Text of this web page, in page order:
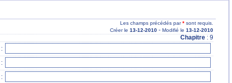
Les champs précédés par* sont requis.
Créer le 13-12-2010 - Modifié le 13-12-2010
Chapitre : 9
:
:
: